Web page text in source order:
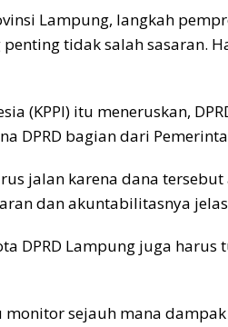
Lampung, langkah
tidak salah sasaran.
(KPPI) itu meneruskan,
DPRD bagian dari
jalan karena dana
dan akuntabilitasnya
DPRD Lampung juga harus
sejauh mana dampak